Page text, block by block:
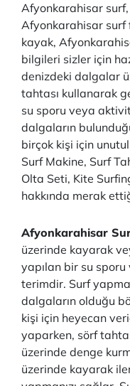
Afyonkarahisar
Afyonkarahisar surf
kayak,
bilgileri sizler için
denizdeki dalgalar
tahtası kullanarak
su sporu veya
dalgaların
birçok kişi için
Surf Makine, Surf
Olta Seti, Kite
hakkında merak
Afyonkarahisar
üzerinde kayarak
yapılan bir su
terimdir. Surf
dalgaların olduğu
kişi için heyecan
yaparken, sörf
üzerinde denge
üzerinde kayarak